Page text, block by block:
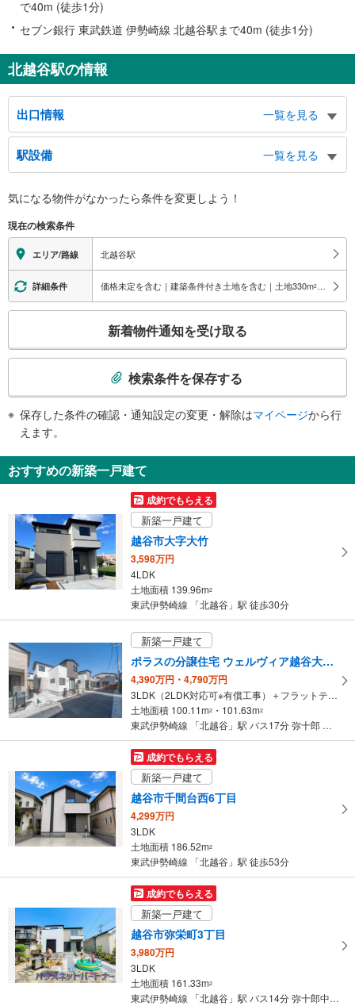
で40m (徒歩1分)
セブン銀行 東武鉄道 伊勢崎線 北越谷駅まで40m (徒歩1分)
北越谷駅の情報
出口情報
一覧を見る
東口
キャンベルタウン公園、保健センター、キャンベルタウン野鳥の森、越谷市消
防本部・消防署、第一・第二体育館、宮内庁埼玉鴨場、越谷梅林公園、大沢三
丁目
西口
桜堤通り（元荒川）、小児夜間急患診療所、荻島地区センター・公民館、北越
谷地区センター・公民館、文教大学、宮内庁埼玉鴨場、越谷梅林公園、北越谷
四丁目
駅設備
一覧を見る
※段差なしでの移動経路
地上⇔改札⇔ホーム：○
エレベータ
・各ホーム⇔改札
エスカレータ
・各ホーム⇔改札
・改札内
スロープ
・改札付近
その他
・点字テープ（券売機・手すり等）
・ＡＥＤ
気になる物件がなかったら条件を変更しよう！
現在の検索条件
エリア/路線 北越谷駅
詳細条件 価格未定を含む｜建築条件付き土地を含む｜土地330m2以上
検
知
を
け
る
・
条
を
イ
ペ
ー
ジ
に
保
す
る
新着物件通知を受け取る
検索条件を保存する
保存した条件の確認・通知設定の変更・解除はマイページから行
えます。
おすすめの新築一戸建て
成約でもらえる
新築一戸建て
越谷市大字大竹
3,598万円
4LDK
土地面積 139.96m2
東武伊勢崎線 「北越谷」駅 徒歩30分
新築一戸建て
ポラスの分譲住宅 ウェルヴィア越谷大袋1期2次
4,390万円・4,790万円
3LDK（2LDK対応可※有償工事）＋フラットテキスタイル＋2ウォークインクロゼットコーナー＋ファミリーウォークインクロゼット＋パントリー＋テラスバルコニー～4LDK＋2ウォークインクロゼットコーナー
土地面積 100.11m2 ・101.63m2
東武伊勢崎線 「北越谷」駅 バス17分 弥十郎 バス停下車 徒歩5分
成約でもらえる
新築一戸建て
越谷市千間台西6丁目
4,299万円
3LDK
土地面積 186.52m2
東武伊勢崎線 「北越谷」駅 徒歩53分
成約でもらえる
新築一戸建て
越谷市弥栄町3丁目
3,980万円
3LDK
土地面積 161.33m2
東武伊勢崎線 「北越谷」駅 バス14分 弥十郎中央 バス停下車 徒歩4分